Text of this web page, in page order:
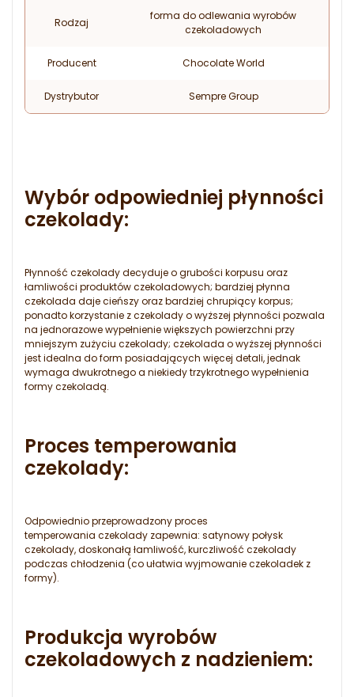
Rodzaj
forma do odlewania wyrobów
czekoladowych
Producent Chocolate World
Dystrybutor Sempre Group
Wybór odpowiedniej płynności
czekolady:
Płynność czekolady decyduje o grubości korpusu oraz
łamliwości produktów czekoladowych; bardziej płynna
czekolada daje cieńszy oraz bardziej chrupiący korpus;
ponadto korzystanie z czekolady o wyższej płynności pozwala
na jednorazowe wypełnienie większych powierzchni przy
mniejszym zużyciu czekolady; czekolada o wyższej płynności
jest idealna do form posiadających więcej detali, jednak
wymaga dwukrotnego a niekiedy trzykrotnego wypełnienia
formy czekoladą.
Proces temperowania
czekolady:
Odpowiednio przeprowadzony proces
temperowania czekolady zapewnia: satynowy połysk
czekolady, doskonałą łamliwość, kurczliwość czekolady
podczas chłodzenia (co ułatwia wyjmowanie czekoladek z
formy).
Produkcja wyrobów
czekoladowych z nadzieniem: